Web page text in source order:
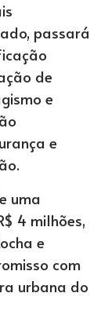
passará
de
e
e
uma
4 milhões,
e
com
urbana do